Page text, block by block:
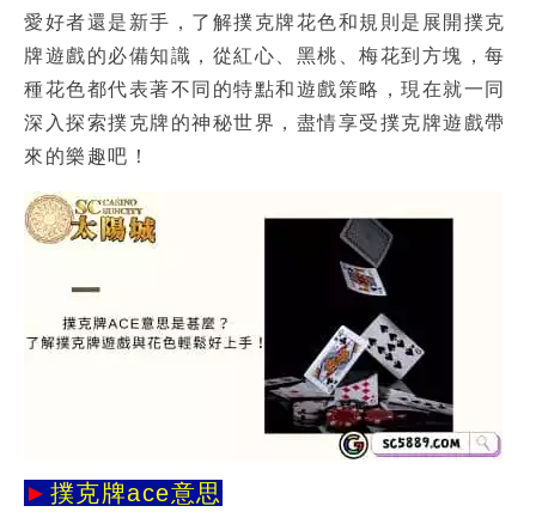
愛好者還是新手，了解撲克牌花色和規則是展開撲克
牌遊戲的必備知識，從紅心、黑桃、梅花到方塊，每
種花色都代表著不同的特點和遊戲策略，現在就一同
深入探索撲克牌的神秘世界，盡情享受撲克牌遊戲帶
來的樂趣吧！
► 撲克牌ace意思